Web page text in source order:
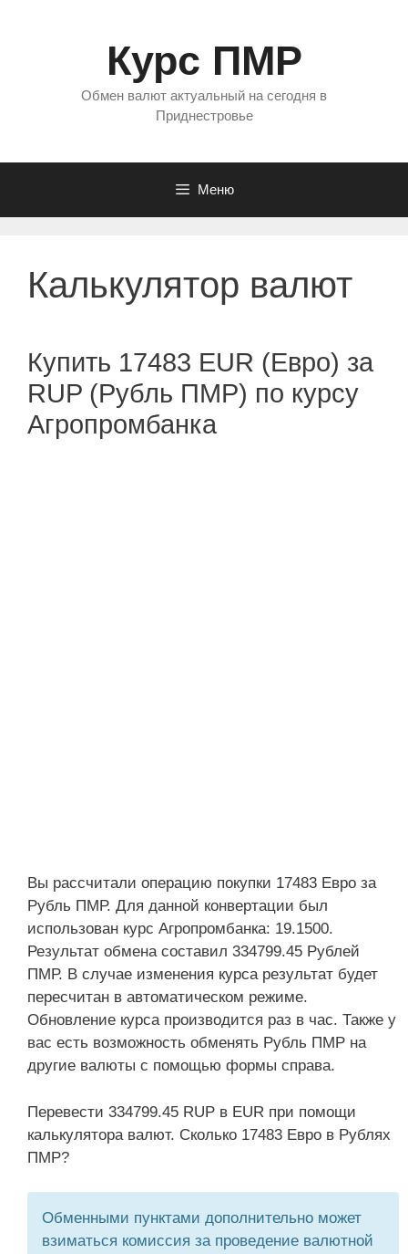
Курс ПМР
Обмен валют актуальный на сегодня в
Приднестровье
Меню
Калькулятор валют
Купить 17483 EUR (Евро) за
RUP (Рубль ПМР) по курсу
Агропромбанка
Вы рассчитали операцию покупки 17483 Евро за
Рубль ПМР. Для данной конвертации был
использован курс Агропромбанка: 19.1500.
Результат обмена составил 334799.45 Рублей
ПМР. В случае изменения курса результат будет
пересчитан в автоматическом режиме.
Обновление курса производится раз в час. Также у
вас есть возможность обменять Рубль ПМР на
другие валюты с помощью формы справа.
Перевести 334799.45 RUP в EUR при помощи
калькулятора валют. Сколько 17483 Евро в Рублях
ПМР?
Обменными пунктами дополнительно может
взиматься комиссия за проведение валютной